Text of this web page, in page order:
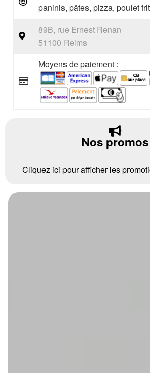
paninis, pâtes, pizza, poulet
89B, rue Ernest Renan
51100 Reims
Moyens de paiement :
Nos promos
Cliquez ici pour afficher les